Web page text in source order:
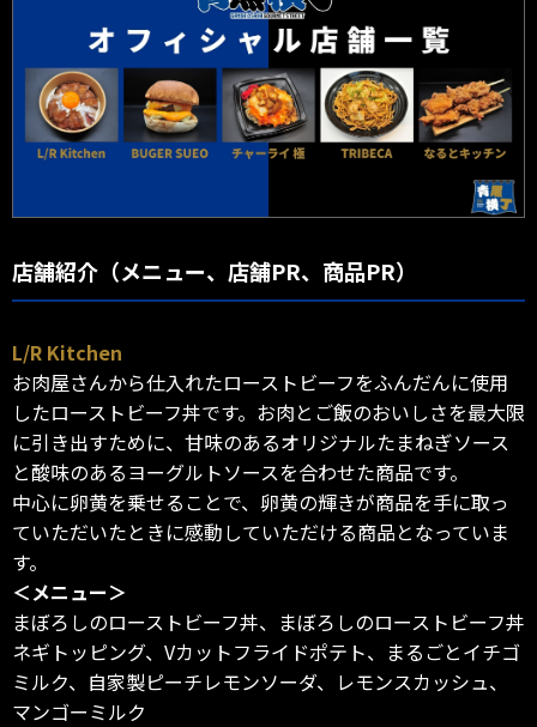
店舗紹介（メニュー、店舗PR、商品PR）
L/R Kitchen
お肉屋さんから仕入れたローストビーフをふんだんに使用
したローストビーフ丼です。お肉とご飯のおいしさを最大限
に引き出すために、甘味のあるオリジナルたまねぎソース
と酸味のあるヨーグルトソースを合わせた商品です。
中心に卵黄を乗せることで、卵黄の輝きが商品を手に取っ
ていただいたときに感動していただける商品となっていま
す。
＜メニュー＞
まぼろしのローストビーフ丼、まぼろしのローストビーフ丼
ネギトッピング、Vカットフライドポテト、まるごとイチゴ
ミルク、自家製ピーチレモンソーダ、レモンスカッシュ、
マンゴーミルク